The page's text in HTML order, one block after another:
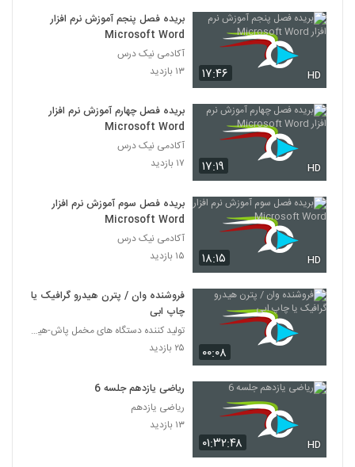
۱۷:۴۶ HD
بریده فصل پنجم آموزش نرم افزار
Microsoft Word
آکادمی نیک درس
۱۳ بازدید
۱۷:۱۹ HD
بریده فصل چهارم آموزش نرم افزار
Microsoft Word
آکادمی نیک درس
۱۷ بازدید
۱۸:۱۵ HD
بریده فصل سوم آموزش نرم افزار
Microsoft Word
آکادمی نیک درس
۱۵ بازدید
۰۰:۰۸
فروشنده وان / پترن هیدرو گرافیک یا
چاپ ابی
تولید کننده دستگاه های مخمل پاش-هیدروگرافیک-ابکاری
۲۵ بازدید
۰۱:۳۲:۴۸ HD
ریاضی یازدهم جلسه 6
ریاضی یازدهم
۱۳ بازدید